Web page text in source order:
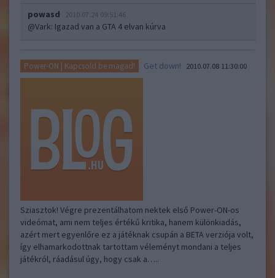
powasd 2010.07.24 09:51:46
@Vark: Igazad van a GTA 4 elvan kúrva
Power-ON | Kapcsold be magad! Get down! 2010.07.08 11:30:00
Sziasztok! Végre prezentálhatom nektek első Power-ON-os
videómat, ami nem teljes értékű kritika, hanem különkiadás,
azért mert egyenlőre ez a játéknak csupán a BETA verziója volt,
így elhamarkodottnak tartottam véleményt mondani a teljes
játékról, ráadásul úgy, hogy csak a…..